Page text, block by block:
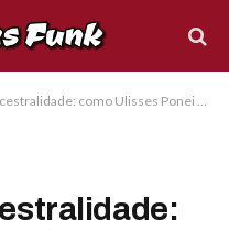
Ulisses Ponei e jovens quilombolas ressignificam o digital.